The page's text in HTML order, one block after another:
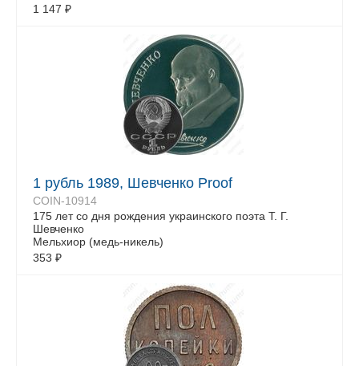
1 147 ₽
1 рубль 1989, Шевченко Proof
COIN-10914
175 лет со дня рождения украинского поэта Т. Г.
Шевченко
Мельхиор (медь-никель)
353 ₽